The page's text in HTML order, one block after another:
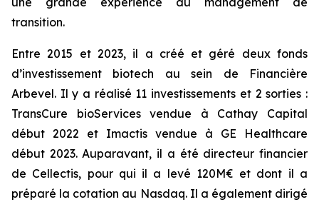
transition.
Entre 2015 et 2023, il a créé et géré deux fonds
d’investissement biotech au sein de Financière
Arbevel. Il y a réalisé 11 investissements et 2 sorties :
TransCure bioServices vendue à Cathay Capital
début 2022 et Imactis vendue à GE Healthcare
début 2023. Auparavant, il a été directeur financier
de Cellectis, pour qui il a levé 120M€ et dont il a
préparé la cotation au Nasdaq. Il a également dirigé